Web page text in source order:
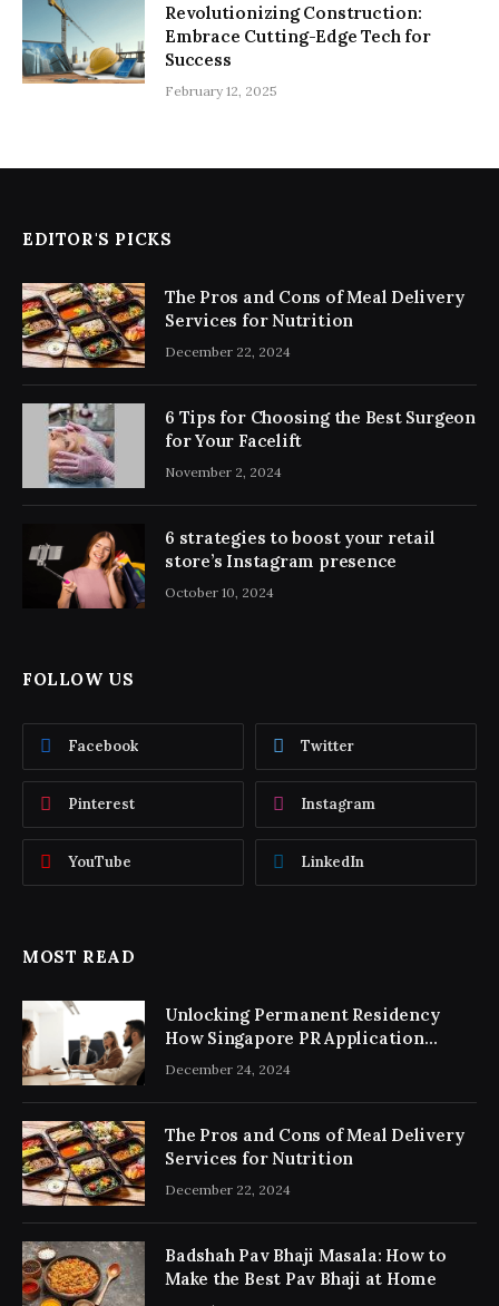
Revolutionizing Construction:
Embrace Cutting-Edge Tech for
Success
February 12, 2025
EDITOR'S PICKS
The Pros and Cons of Meal Delivery
Services for Nutrition
December 22, 2024
6 Tips for Choosing the Best Surgeon
for Your Facelift
November 2, 2024
6 strategies to boost your retail
store’s Instagram presence
October 10, 2024
FOLLOW US
Facebook Twitter
Pinterest Instagram
YouTube LinkedIn
MOST READ
Unlocking Permanent Residency
How Singapore PR Application
Consultancy Simplifies the Process
December 24, 2024
The Pros and Cons of Meal Delivery
Services for Nutrition
December 22, 2024
Badshah Pav Bhaji Masala: How to
Make the Best Pav Bhaji at Home